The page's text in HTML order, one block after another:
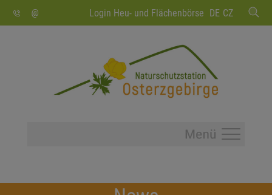
Login Heu- und Flächenbörse DE CZ